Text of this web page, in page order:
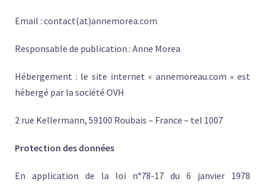
Email : contact(at)annemorea.com
Responsable de publication : Anne Morea
Hébergement : le site internet « annemoreau.com » est
hébergé par la société OVH
2 rue Kellermann, 59100 Roubais – France – tel 1007
Protection des données
En application de la loi n°78-17 du 6 janvier 1978